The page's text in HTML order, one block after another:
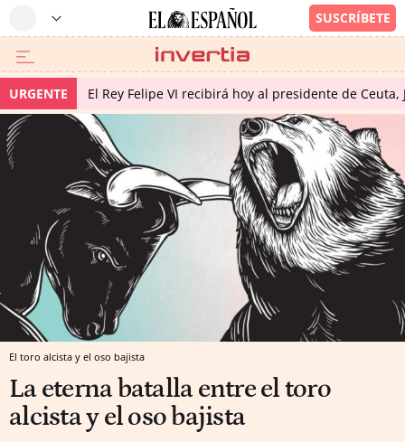
URGENTE El Rey Felipe VI recibirá hoy al presidente de Ceuta,
El toro alcista y el oso bajista
La eterna batalla entre el toro
alcista y el oso bajista